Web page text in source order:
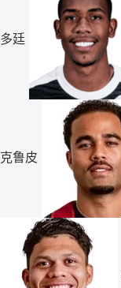
多廷
克鲁皮